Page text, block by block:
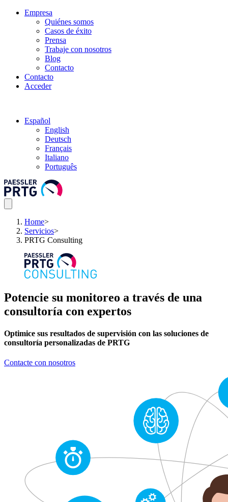
Empresa
Quiénes somos
Casos de éxito
Prensa
Trabaje con nosotros
Blog
Contacto
Contacto
Acceder
Español
English
Deutsch
Français
Italiano
Português
Home>
Servicios>
PRTG Consulting
Potencie su monitoreo a través de una
consultoría con expertos
Optimice sus resultados de supervisión con las soluciones de
consultoría personalizadas de PRTG
Contacte con nosotros